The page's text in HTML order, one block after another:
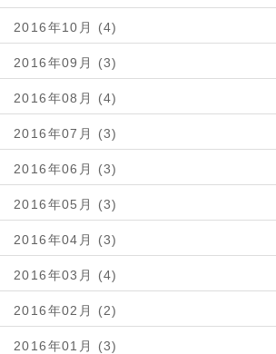
2016年10月 (4)
2016年09月 (3)
2016年08月 (4)
2016年07月 (3)
2016年06月 (3)
2016年05月 (3)
2016年04月 (3)
2016年03月 (4)
2016年02月 (2)
2016年01月 (3)